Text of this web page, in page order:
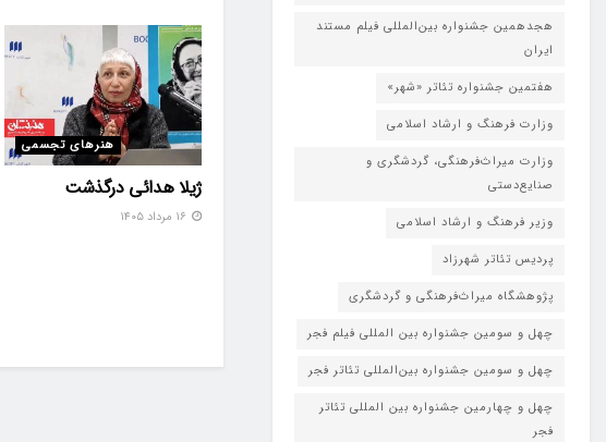
هنرهای تجسمی
ژیلا هدائی درگذشت
هجدهمین جشنواره بین‌المللی فیلم مستند
ایران
هفتمین جشنواره تئاتر «شهر»
وزارت فرهنگ و ارشاد اسلامی
وزارت میراث‌فرهنگی، گردشگری و
صنایع‌دستی
وزیر فرهنگ و ارشاد اسلامی
پردیس تئاتر شهرزاد
پژوهشگاه میراث‌فرهنگی و گردشگری
چهل و سومین جشنواره بین المللی فیلم فجر
چهل و سومین جشنواره بین‌المللی تئاتر فجر
چهل و چهارمین جشنواره بین المللی تئاتر
فجر